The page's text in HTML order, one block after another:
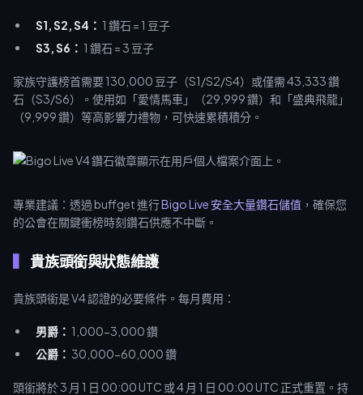
S1, S2, S4： 1 鑽石 = 1 豆子
S3, S6： 1 鑽石 = 3 豆子
家族守護榜首需要 130,000 豆子（S1/S2/S4）或僅需 43,333 鑽
石（S3/S6）。使用如「愛情馬車」（29,999 鑽）和「盛典飛龍」
（9,999 鑽）等高影響力禮物，可快速累積積分。
專業建議：透過 buffget 進行Bigo Live 安全大量鑽石儲值 ，確保您
的公會在關鍵衝榜時刻鑽石供應不中斷。
貴族頭銜與狀態維護
貴族頭銜是 V4 認證的必要條件。每月費用：
男爵： 1,000-3,000 鑽
公爵： 30,000-60,000 鑽
頭銜將於 3 月 1 日 00:00 UTC 或 4 月 1 日 00:00 UTC 正式重置。持